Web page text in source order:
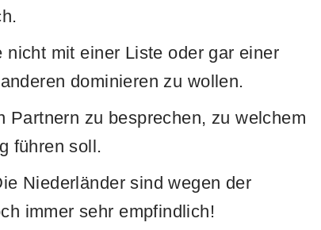
mit einer Liste oder gar einer
dominieren zu wollen.
zu besprechen, zu welchem
führen soll.
Niederländer sind wegen der
immer sehr empfindlich!